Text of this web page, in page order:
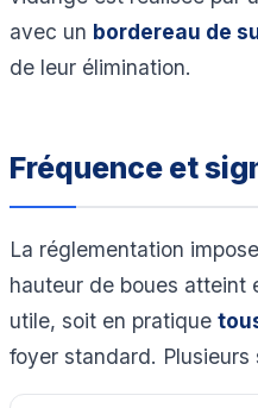
avec un bordereau de
de leur élimination.
Fréquence et
La réglementation
hauteur de boues atteint
utile, soit en pratique
foyer standard.